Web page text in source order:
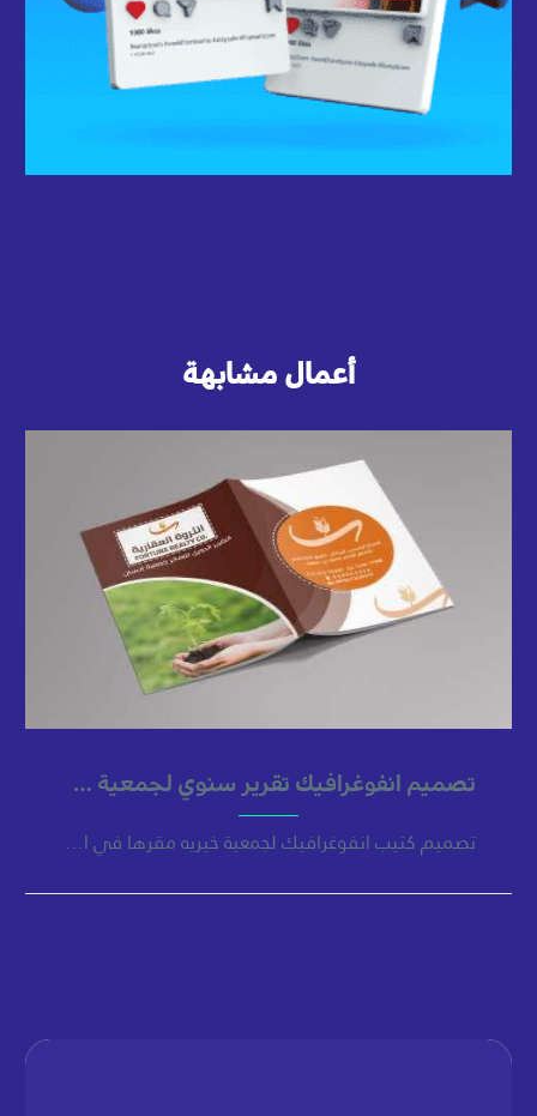
أعمال مشابهة
تصميم انفوغرافيك تقرير سنوي لجمعية خيريه سعودية
تصميم كتيب انفوغرافيك لجمعية خيريه مقرها في السعودية مكون التصميم من غلاف للكتيب واربع صفحات داخلية